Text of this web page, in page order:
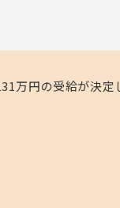
万円の受給が決定